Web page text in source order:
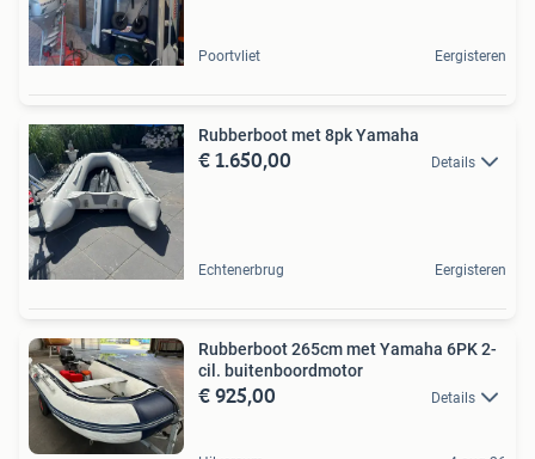
Poortvliet Eergisteren
Rubberboot met 8pk Yamaha
€ 1.650,00 Details
Echtenerbrug Eergisteren
Rubberboot 265cm met Yamaha 6PK 2-
cil. buitenboordmotor
€ 925,00 Details